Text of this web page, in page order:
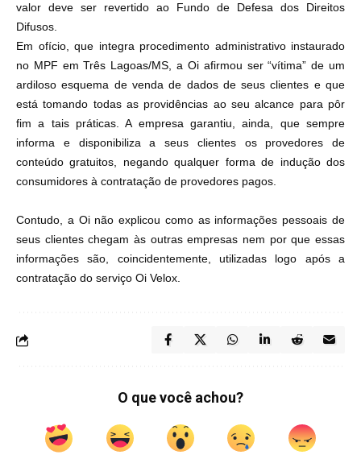
valor deve ser revertido ao Fundo de Defesa dos Direitos
Difusos.
Em ofício, que integra procedimento administrativo instaurado
no MPF em Três Lagoas/MS, a Oi afirmou ser “vítima” de um
ardiloso esquema de venda de dados de seus clientes e que
está tomando todas as providências ao seu alcance para pôr
fim a tais práticas. A empresa garantiu, ainda, que sempre
informa e disponibiliza a seus clientes os provedores de
conteúdo gratuitos, negando qualquer forma de indução dos
consumidores à contratação de provedores pagos.
Contudo, a Oi não explicou como as informações pessoais de
seus clientes chegam às outras empresas nem por que essas
informações são, coincidentemente, utilizadas logo após a
contratação do serviço Oi Velox.
O que você achou?